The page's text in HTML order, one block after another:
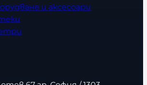
и аксесоари